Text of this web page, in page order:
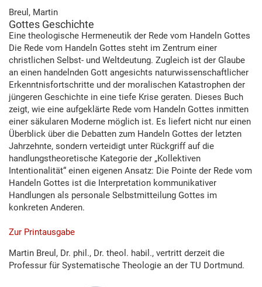
Breul, Martin
Gottes Geschichte
Eine theologische Hermeneutik der Rede vom Handeln Gottes
Die Rede vom Handeln Gottes steht im Zentrum einer
christlichen Selbst- und Weltdeutung. Zugleich ist der Glaube
an einen handelnden Gott angesichts naturwissenschaftlicher
Erkenntnisfortschritte und der moralischen Katastrophen der
jüngeren Geschichte in eine tiefe Krise geraten. Dieses Buch
zeigt, wie eine aufgeklärte Rede vom Handeln Gottes inmitten
einer säkularen Moderne möglich ist. Es liefert nicht nur einen
Überblick über die Debatten zum Handeln Gottes der letzten
Jahrzehnte, sondern verteidigt unter Rückgriff auf die
handlungstheoretische Kategorie der „Kollektiven
Intentionalität“ einen eigenen Ansatz: Die Pointe der Rede vom
Handeln Gottes ist die Interpretation kommunikativer
Handlungen als personale Selbstmitteilung Gottes im
konkreten Anderen.
Zur Printausgabe
Martin Breul, Dr. phil., Dr. theol. habil., vertritt derzeit die
Professur für Systematische Theologie an der TU Dortmund.